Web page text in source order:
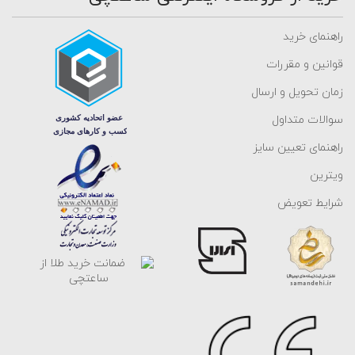
راهنمای خرید
قوانین و مقررات
زمان تحویل و ارسال
سوالات متداول
راهنمای تعیین سایز
ویترین
شرایط تعویض